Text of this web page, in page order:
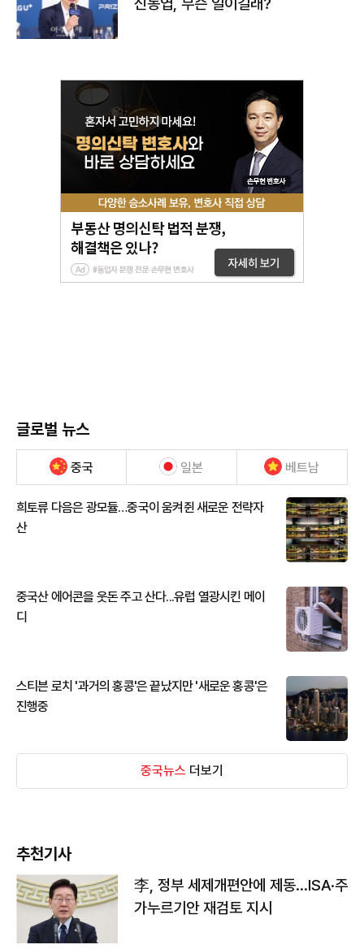
글로벌 뉴스
중국 일본 베트남
희토류 다음은 광모듈…중국이 움켜쥔 새로운 전략자
산
중국산 에어콘을 웃돈 주고 산다...유럽 열광시킨 메이
디
스티븐 로치 '과거의 홍콩'은 끝났지만 '새로운 홍콩'은
진행중
중국뉴스 더보기
추천기사
李, 정부 세제개편안에 제동…ISA·주
가누르기안 재검토 지시